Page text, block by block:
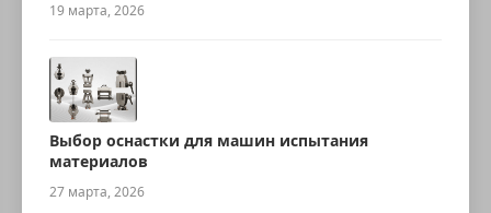
19 марта, 2026
Выбор оснастки для машин испытания
материалов
27 марта, 2026